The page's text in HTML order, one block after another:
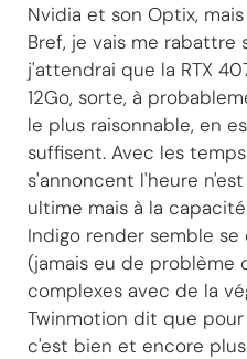
Nvidia et son Optix,
Bref, je vais me rabattre
j'attendrai que la RTX
12Go, sorte, à
le plus raisonnable, en
suffisent. Avec les
s'annoncent l'heure
ultime mais à la
Indigo render semble
(jamais eu de problème
complexes avec de la
Twinmotion dit que
c'est bien et encore